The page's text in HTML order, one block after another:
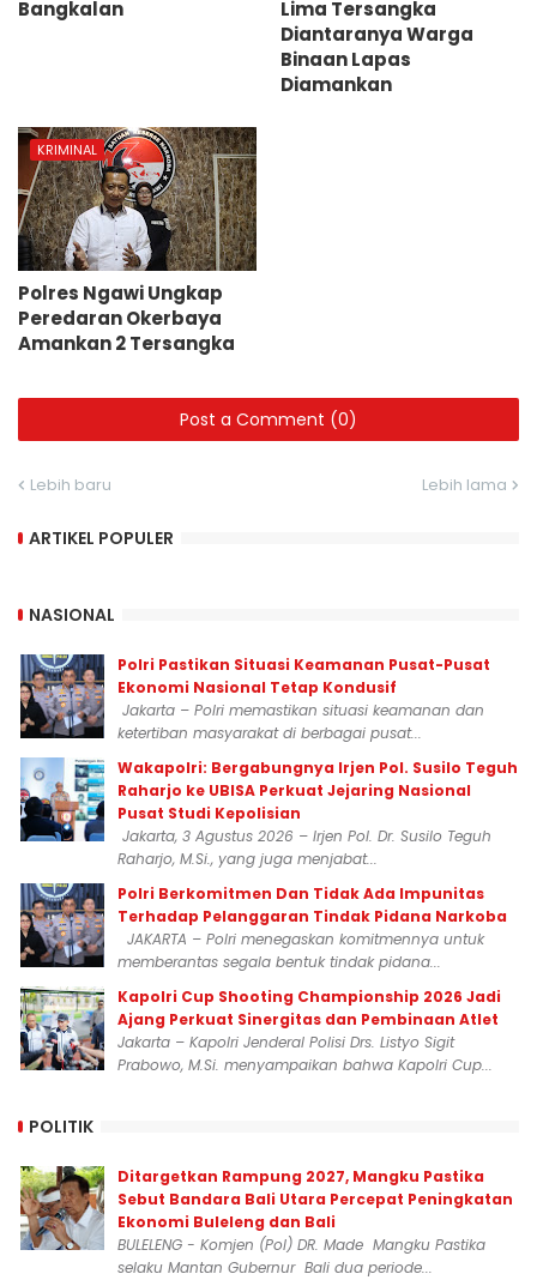
Bangkalan
Lima Tersangka
Diantaranya Warga
Binaan Lapas
Diamankan
KRIMINAL
Polres Ngawi Ungkap
Peredaran Okerbaya
Amankan 2 Tersangka
Post a Comment (0)
Lebih baru Lebih lama
ARTIKEL POPULER
NASIONAL
Polri Pastikan Situasi Keamanan Pusat-Pusat
Ekonomi Nasional Tetap Kondusif
Jakarta – Polri memastikan situasi keamanan dan
ketertiban masyarakat di berbagai pusat...
Wakapolri: Bergabungnya Irjen Pol. Susilo Teguh
Raharjo ke UBISA Perkuat Jejaring Nasional
Pusat Studi Kepolisian
Jakarta, 3 Agustus 2026 – Irjen Pol. Dr. Susilo Teguh
Raharjo, M.Si., yang juga menjabat...
Polri Berkomitmen Dan Tidak Ada Impunitas
Terhadap Pelanggaran Tindak Pidana Narkoba
JAKARTA – Polri menegaskan komitmennya untuk
memberantas segala bentuk tindak pidana...
Kapolri Cup Shooting Championship 2026 Jadi
Ajang Perkuat Sinergitas dan Pembinaan Atlet
Jakarta – Kapolri Jenderal Polisi Drs. Listyo Sigit
Prabowo, M.Si. menyampaikan bahwa Kapolri Cup...
POLITIK
Ditargetkan Rampung 2027, Mangku Pastika
Sebut Bandara Bali Utara Percepat Peningkatan
Ekonomi Buleleng dan Bali
BULELENG - Komjen (Pol) DR. Made Mangku Pastika
selaku Mantan Gubernur Bali dua periode...